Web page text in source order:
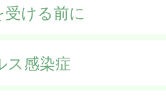
ける前に
ス感染症